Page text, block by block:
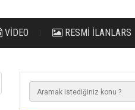
VİDEO RESMİ İLANLARS